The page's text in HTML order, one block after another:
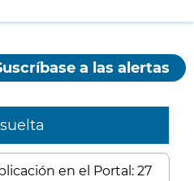
a las alertas
en el Portal: 27